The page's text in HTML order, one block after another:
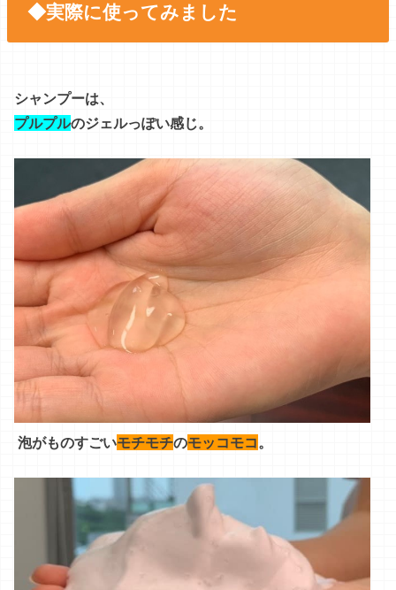
◆実際に使ってみました
シャンプーは、
プルプルのジェルっぽい感じ。
泡がものすごいモチモチのモッコモコ。